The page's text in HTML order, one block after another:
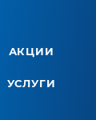
АКЦИИ
УСЛУГИ